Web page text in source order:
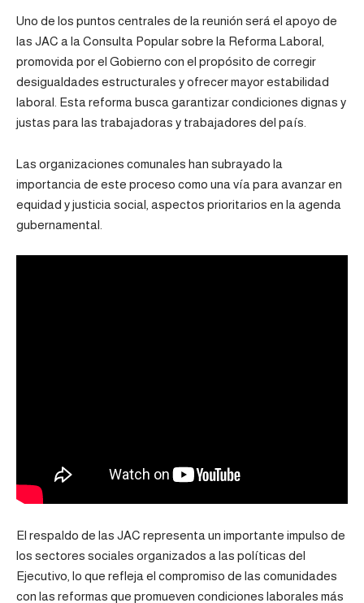
Uno de los puntos centrales de la reunión será el apoyo de
las JAC a la Consulta Popular sobre la Reforma Laboral,
promovida por el Gobierno con el propósito de corregir
desigualdades estructurales y ofrecer mayor estabilidad
laboral. Esta reforma busca garantizar condiciones dignas y
justas para las trabajadoras y trabajadores del país.
Las organizaciones comunales han subrayado la
importancia de este proceso como una vía para avanzar en
equidad y justicia social, aspectos prioritarios en la agenda
gubernamental.
El respaldo de las JAC representa un importante impulso de
los sectores sociales organizados a las políticas del
Ejecutivo, lo que refleja el compromiso de las comunidades
con las reformas que promueven condiciones laborales más